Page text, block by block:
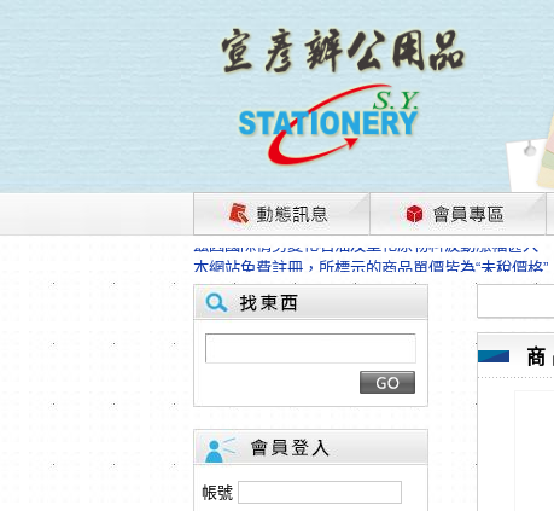
茲因國際情勢變化石油及塑化原物料波動漲幅甚大
本網站免費註冊，所標示的商品單價皆為“未稅價格
HP、EPSON、CANON原廠耗材價格浮動，下單前
本網站免費註冊，所標示的商品單價皆為“未稅價格
匯款客戶請注意！因商品繁複來不及發現短缺，
本網站免費註冊，所標示的商品單價皆為“未稅價格
茲因國際情勢變化石油及塑化原物料波動漲幅甚
本網站免費註冊，所標示的商品單價皆為“未稅價格
HP、EPSON、CANON原廠耗材價格浮動，下單前
本網站免費註冊，所標示的商品單價皆為“未稅價格
匯款客戶請注意！因商品繁複來不及發現短缺，遂
本網站免費註冊，所標示的商品單價皆為“未稅價格
帳號